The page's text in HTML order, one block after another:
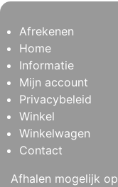
Afrekenen
Home
Informatie
Mijn account
Privacybeleid
Winkel
Winkelwagen
Contact
Afhalen mogelijk op